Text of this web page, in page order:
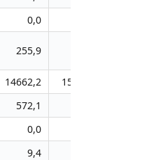
0,0
255,9
14662,2
15909,9
572,1
0,0
9,4